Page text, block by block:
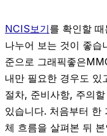
NCIS보기를 확인할
나누어 보는 것이 좋
준으로 그래픽좋은
내만 필요한 경우도 있
절차, 준비사항, 주의
있습니다. 처음부터 한
체 흐름을 살펴본 뒤